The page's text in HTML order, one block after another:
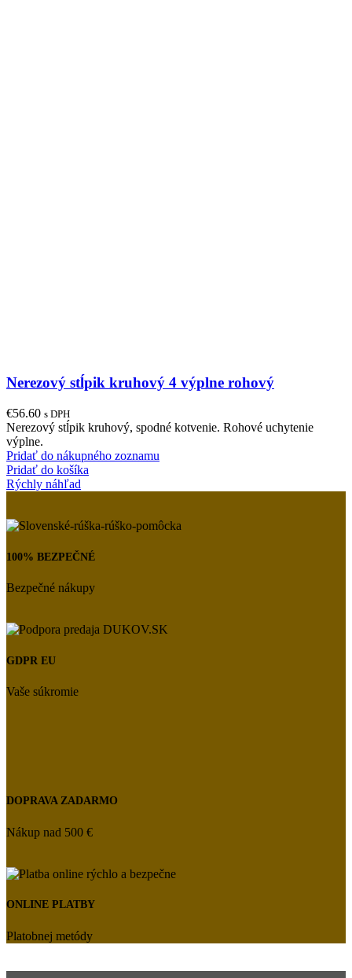
Nerezový stĺpik kruhový 4 výplne rohový
€56.60 s DPH
Nerezový stĺpik kruhový, spodné kotvenie. Rohové uchytenie
výplne.
Pridať do nákupného zoznamu
Pridať do košíka
Rýchly náhľad
100% BEZPEČNÉ
Bezpečné nákupy
GDPR EU
Vaše súkromie
DOPRAVA ZADARMO
Nákup nad 500 €
ONLINE PLATBY
Platobnej metódy